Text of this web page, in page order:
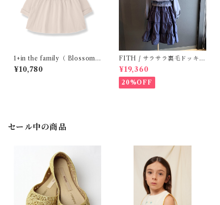
1+in the family（ Blossom
)/FINA( 12・24m )
¥10,780
FITH / サラサラ裏毛ドッキン
グOP ( BL / 140 )
¥19,360
20%OFF
セール中の商品